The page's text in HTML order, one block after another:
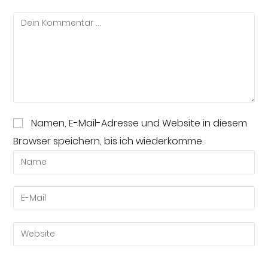
Namen, E-Mail-Adresse und Website in diesem
Browser speichern, bis ich wiederkomme.